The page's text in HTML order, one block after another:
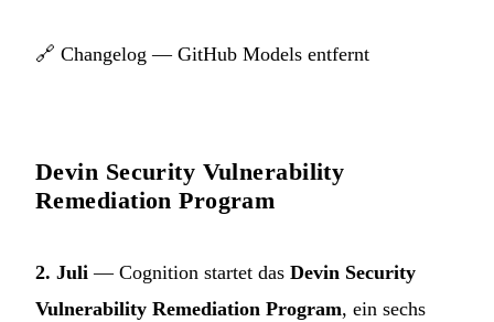
🔗 Changelog — GitHub Models entfernt
Devin Security Vulnerability
Remediation Program
2. Juli — Cognition startet das Devin Security
Vulnerability Remediation Program, ein sechs